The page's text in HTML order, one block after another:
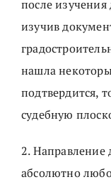
после
изучив
нашла
подтвердится,
судебную
2. Направление
абсолютно